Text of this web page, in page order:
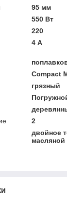
95 мм
550 Вт
220
4 А
Compact
грязный
2
двойное
масляной